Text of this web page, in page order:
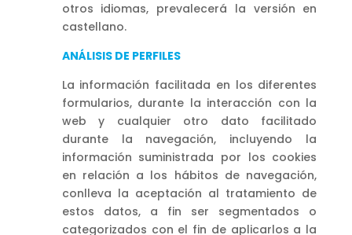
otros idiomas, prevalecerá la versión en
castellano.
ANÁLISIS DE PERFILES
La información facilitada en los diferentes
formularios, durante la interacción con la
web y cualquier otro dato facilitado
durante la navegación, incluyendo la
información suministrada por los cookies
en relación a los hábitos de navegación,
conlleva la aceptación al tratamiento de
estos datos, a fin ser segmentados o
categorizados con el fin de aplicarlos a la